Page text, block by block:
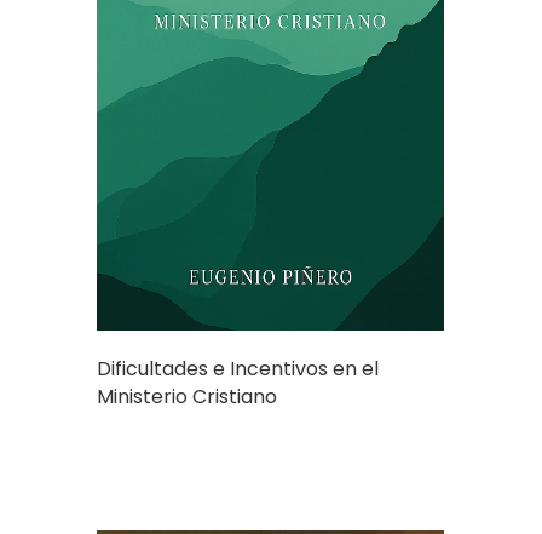
Dificultades e Incentivos en el
Ministerio Cristiano